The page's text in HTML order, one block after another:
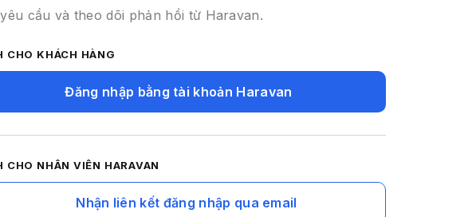
cầu và theo dõi phản hồi từ Haravan.
CHO KHÁCH HÀNG
Đăng nhập bằng tài khoản Haravan
CHO NHÂN VIÊN HARAVAN
Nhận liên kết đăng nhập qua email